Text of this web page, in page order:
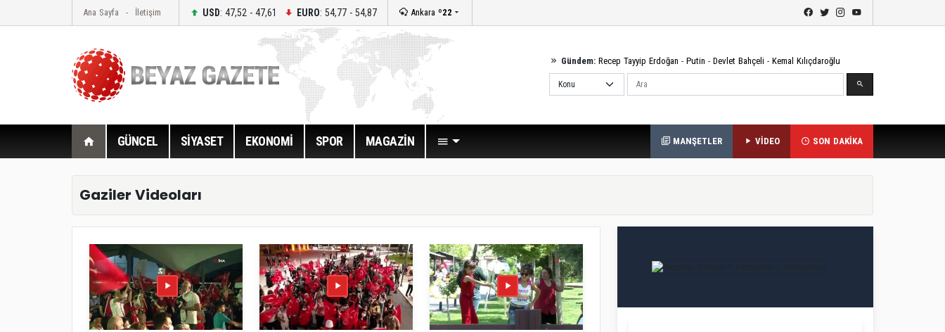
Ana Sayfa İletişim USD: 47,52 - 47,61 EURO: 54,77 - 54,87 Ankara º22
Gündem: Recep Tayyip Erdoğan - Putin - Devlet Bahçeli - Kemal Kılıçdaroğlu
Ara
GÜNCEL SİYASET EKONOMİ SPOR MAGAZİN MANŞETLER VİDEO SON DAKİKA
Gaziler Videoları